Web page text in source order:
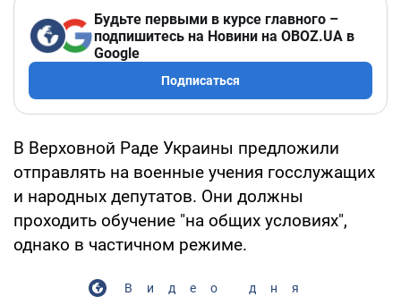
Будьте первыми в курсе главного –
подпишитесь на Новини на OBOZ.UA в
Google
Подписаться
В Верховной Раде Украины предложили
отправлять на военные учения госслужащих
и народных депутатов. Они должны
проходить обучение "на общих условиях",
однако в частичном режиме.
Видео дня